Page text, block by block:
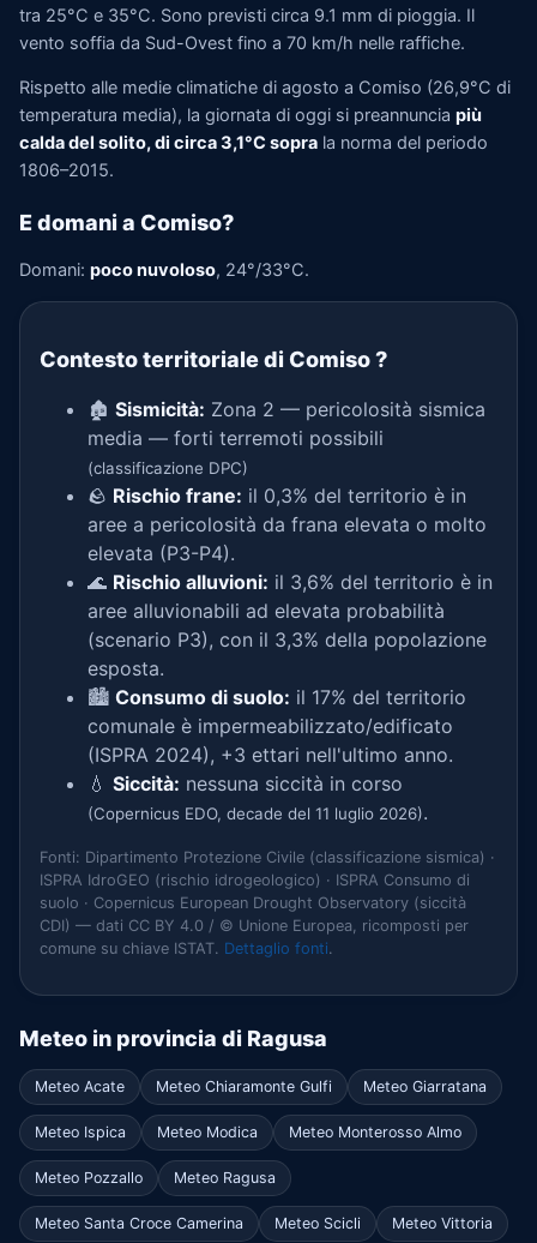
tra 25°C e 35°C. Sono previsti circa 9.1 mm di pioggia. Il
vento soffia da Sud-Ovest fino a 70 km/h nelle raffiche.
Rispetto alle medie climatiche di agosto a Comiso (26,9°C di
temperatura media), la giornata di oggi si preannuncia più
calda del solito, di circa 3,1°C sopra la norma del periodo
1806–2015.
E domani a Comiso?
Domani: poco nuvoloso, 24°/33°C.
Contesto territoriale di Comiso?
🏚️ Sismicità: Zona 2 — pericolosità sismica
media — forti terremoti possibili
(classificazione DPC)
🪨 Rischio frane: il 0,3% del territorio è in
aree a pericolosità da frana elevata o molto
elevata (P3-P4).
🌊 Rischio alluvioni: il 3,6% del territorio è in
aree alluvionabili ad elevata probabilità
(scenario P3), con il 3,3% della popolazione
esposta.
🏙️ Consumo di suolo: il 17% del territorio
comunale è impermeabilizzato/edificato
(ISPRA 2024), +3 ettari nell'ultimo anno.
💧 Siccità: nessuna siccità in corso
(Copernicus EDO, decade del 11 luglio 2026).
Fonti: Dipartimento Protezione Civile (classificazione sismica) ·
ISPRA IdroGEO (rischio idrogeologico) · ISPRA Consumo di
suolo · Copernicus European Drought Observatory (siccità
CDI) — dati CC BY 4.0 / © Unione Europea, ricomposti per
comune su chiave ISTAT. Dettaglio fonti.
Meteo in provincia di Ragusa
Meteo Acate Meteo Chiaramonte Gulfi Meteo Giarratana
Meteo Ispica Meteo Modica Meteo Monterosso Almo
Meteo Pozzallo Meteo Ragusa
Meteo Santa Croce Camerina Meteo Scicli Meteo Vittoria